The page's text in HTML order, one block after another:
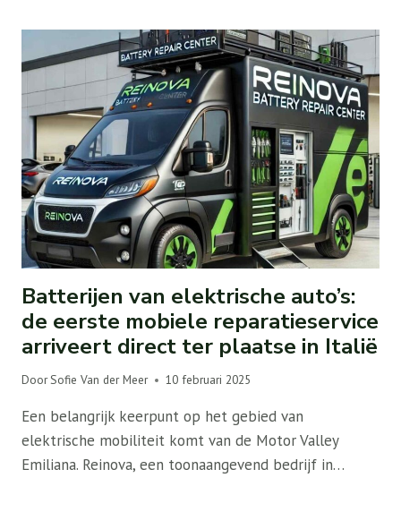
Batterijen van elektrische auto’s:
de eerste mobiele reparatieservice
arriveert direct ter plaatse in Italië
DoorSofie Van der Meer 10 februari 2025
Een belangrijk keerpunt op het gebied van
elektrische mobiliteit komt van de Motor Valley
Emiliana. Reinova, een toonaangevend bedrijf in…